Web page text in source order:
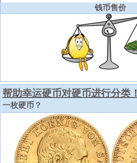
钱币售价
帮助幸运硬币对硬币进行分类！
一枚硬币？